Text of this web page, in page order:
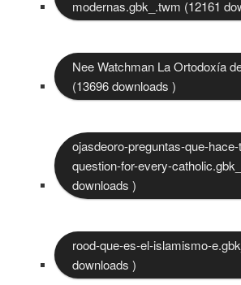
modernas.gbk_.twm (12161
Nee Watchman La Ortodoxía
(13696 downloads )
ojasdeoro-preguntas-que-
question-for-every-
downloads )
rood-que-es-el-islamismo-
downloads )